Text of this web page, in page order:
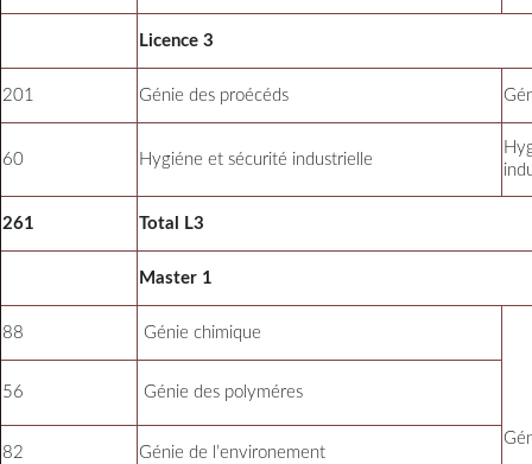
Licence 3
201 Génie des proécéds
60 Hygiéne et sécurité industrielle
261 Total L3
Master 1
88 Génie chimique
56 Génie des polyméres
82 Génie de l’environement